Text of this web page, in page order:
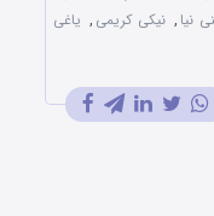
نیا , نیکی کریمی , یاغی